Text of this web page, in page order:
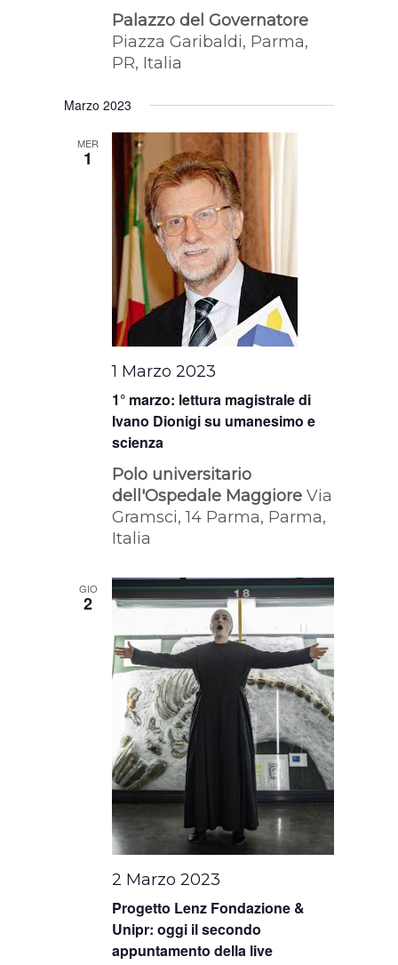
Palazzo del Governatore
Piazza Garibaldi, Parma,
PR, Italia
Marzo 2023
MER
1
1° marzo: lettura magistrale di
Ivano Dionigi su umanesimo e
scienza
1 Marzo 2023
Polo universitario
dell'Ospedale MaggioreVia
Gramsci, 14 Parma, Parma,
Italia
GIO
2
Progetto Lenz Fondazione &
Unipr: oggi il secondo
appuntamento della live
2 Marzo 2023